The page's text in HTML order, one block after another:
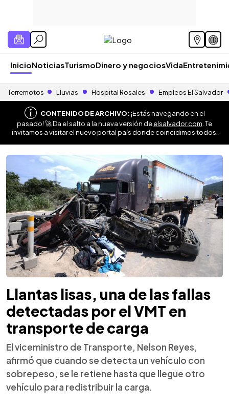
InicioNoticiasTurismoDinero y negociosVida
Terremotos Lluvias Hospital Rosales Empleos El Salvador
CONTENIDO DE ARCHIVO:¡Estás navegando en el
pasado! 🚀 Da el salto a la nueva versión deelsalvador.com . Te
invitamos a visitar el nuevo portal país donde coincidimos todos.
Llantas lisas, una de las fallas
detectadas por el VMT en
transporte de carga
El viceministro de Transporte, Nelson Reyes,
afirmó que cuando se detecta un vehículo con
sobrepeso, se le retiene hasta que llegue otro
vehículo para redistribuir la carga.